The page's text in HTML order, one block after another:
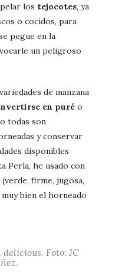
los tejocotes, ya
o cocidos, para
pegue en la
un peligroso
de manzana
en puré o
todas son
y conservar
disponibles
Perla, he usado con
(verde, firme, jugosa,
bien el horneado
delicious. Foto: JC